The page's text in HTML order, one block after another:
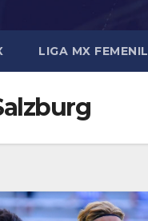
LIGA MX FEMENIL